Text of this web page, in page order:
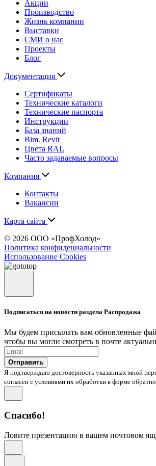
Акции
Производство
Жизнь компании
Выставки
СМИ о нас
Проекты
Блог
Документация
Сертификаты
Технические каталоги
Технические паспорта
Инструкции
База знаний
Bim. Revit
Цвета RAL
Часто задаваемые вопросы
Компания
Контакты
Вакансии
Карта сайта
© 2026 ООО «ПрофХолод»
Политика конфидециальности
Использование Cookies
Подписаться на новости раздела Распродажа
Мы будем присылать вам обновленные
чтобы вы могли смотреть в почте
Отправить
Я подтверждаю достоверность указанных мной
согласен с условиями их обработки в форме
Спасибо!
Ловите презентацию в вашем почтовом